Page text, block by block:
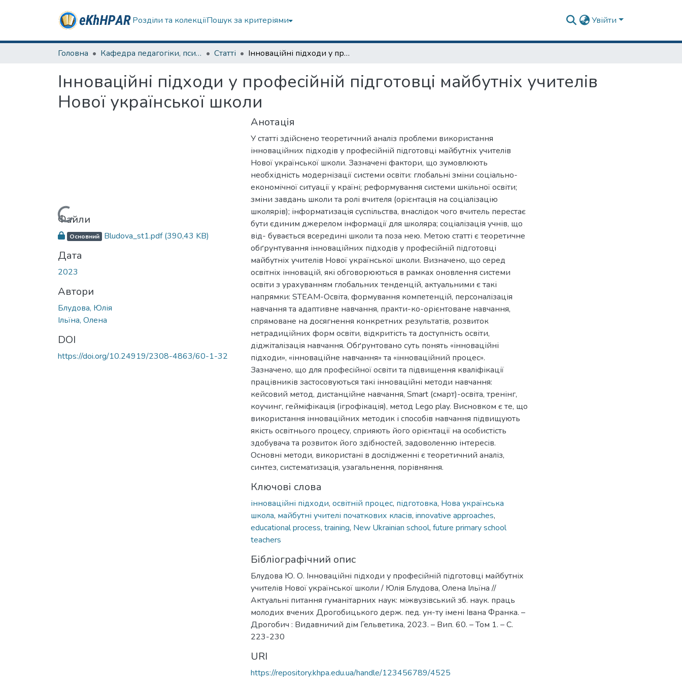
Розділи та колекціїПошук за критеріями Увійти
Головна Кафедра педагогіки, психології, початкової освіти та освітнього менеджменту Статті Інноваційні підходи у професійній підготовці майбутніх учителів Нової української школи
Інноваційні підходи у професійній підготовці майбутніх учителів
Нової української школи
Вантажиться...
Файли
Основний Bludova_st1.pdf(390,43 KB)
Дата
2023
Автори
Блудова, Юлія
Ільїна, Олена
DOI
https://doi.org/10.24919/2308-4863/60-1-32
Анотація
У статті здійснено теоретичний аналіз проблеми використання
інноваційних підходів у професійній підготовці майбутніх учителів
Нової української школи. Зазначені фактори, що зумовлюють
необхідність модернізації системи освіти: глобальні зміни соціально-
економічної ситуації у країні; реформування системи шкільної освіти;
зміни завдань школи та ролі вчителя (орієнтація на соціалізацію
школярів); інформатизація суспільства, внаслідок чого вчитель перестає
бути єдиним джерелом інформації для школяра; соціалізація учнів, що
від- бувається всередині школи та поза нею. Метою статті є теоретичне
обґрунтування інноваційних підходів у професійній підготовці
майбутніх учителів Нової української школи. Визначено, що серед
освітніх інновацій, які обговорюються в рамках оновлення системи
освіти з урахуванням глобальних тенденцій, актуальними є такі
напрямки: STEAM-Освіта, формування компетенцій, персоналізація
навчання та адаптивне навчання, практи-ко-орієнтоване навчання,
спрямоване на досягнення конкретних результатів, розвиток
нетрадиційних форм освіти, відкритість та доступність освіти,
діджіталізація навчання. Обґрунтовано суть понять «інноваційні
підходи», «інноваційне навчання» та «інноваційний процес».
Зазначено, що для професійної освіти та підвищення кваліфікації
працівників застосовуються такі інноваційні методи навчання:
кейсовий метод, дистанційне навчання, Smart (смарт)-освіта, тренінг,
коучинг, гейміфікація (ігрофікація), метод Lego play. Висновком є те, що
використання інноваційних методик і способів навчання підвищують
якість освітнього процесу, сприяють його орієнтації на особистість
здобувача та розвиток його здібностей, задоволенню інтересів.
Основні методи, використані в дослідженні є теоретичний аналіз,
синтез, систематизація, узагальнення, порівняння.
Ключові слова
інноваційні підходи, освітній процес, підготовка, Нова українська
школа, майбутні учителі початкових класів, innovative approaches,
educational process, training, New Ukrainian school, future primary school
teachers
Бібліографічний опис
Блудова Ю. О. Інноваційні підходи у професійній підготовці майбутніх
учителів Нової української школи / Юлія Блудова, Олена Ільїна //
Актуальні питання гуманітарних наук: міжвузівський зб. наук. праць
молодих вчених Дрогобицького держ. пед. ун-ту імені Івана Франка. –
Дрогобич : Видавничий дім Гельветика, 2023. – Вип. 60. – Том 1. – С.
223-230
URI
https://repository.khpa.edu.ua/handle/123456789/4525